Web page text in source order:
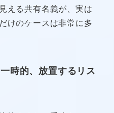
える共有名義が、実は
けのケースは非常に多
時的、放置するリス